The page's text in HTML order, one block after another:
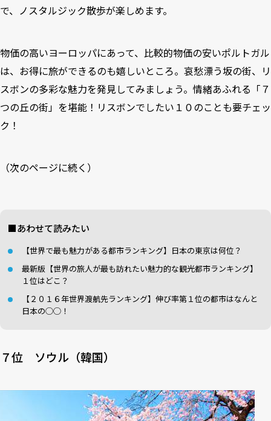
で、ノスタルジック散歩が楽しめます。
物価の高いヨーロッパにあって、比較的物価の安いポルトガル
は、お得に旅ができるのも嬉しいところ。哀愁漂う坂の街、リ
スボンの多彩な魅力を発見してみましょう。 情緒あふれる「７
つの丘の街」を堪能！リスボンでしたい１０のことも要チェッ
ク！
（次のページに続く）
■あわせて読みたい
【世界で最も魅力がある都市ランキング】日本の東京は何位？
最新版【世界の旅人が最も訪れたい魅力的な観光都市ランキング】
１位はどこ？
【２０１６年世界渡航先ランキング】伸び率第１位の都市はなんと
日本の◯◯！
７位 ソウル（韓国）